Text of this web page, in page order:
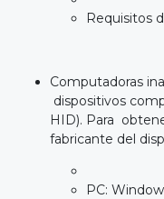
Requisitos
Computadoras
dispositivos
HID). Para
fabricante del
PC: